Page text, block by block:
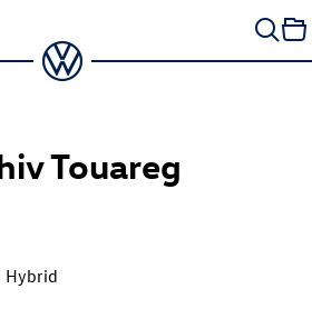
Touareg
Hybrid